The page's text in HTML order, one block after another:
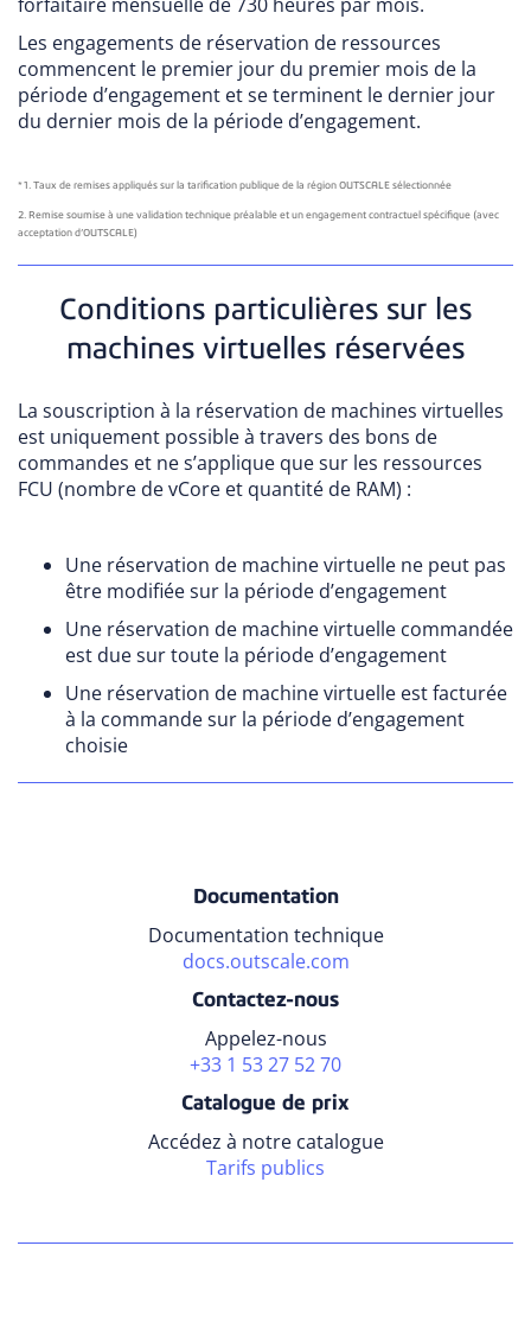
Les engagements de réservation de ressources
commencent le premier jour du premier mois de la
période d’engagement et se terminent le dernier jour
du dernier mois de la période d’engagement.
*1. Taux de remises appliqués sur la tarification publique de la région OUTSCALE sélectionnée
2. Remise soumise à une validation technique préalable et un engagement contractuel spécifique (avec
acceptation d’OUTSCALE)
Conditions particulières sur les
machines virtuelles réservées
La souscription à la réservation de machines virtuelles
est uniquement possible à travers des bons de
commandes et ne s’applique que sur les ressources
FCU (nombre de vCore et quantité de RAM) :
Une réservation de machine virtuelle ne peut pas
être modifiée sur la période d’engagement
Une réservation de machine virtuelle commandée
est due sur toute la période d’engagement
Une réservation de machine virtuelle est facturée
à la commande sur la période d’engagement
choisie
Documentation
Documentation technique
docs.outscale.com
Contactez-nous
Appelez-nous
+33 1 53 27 52 70
Catalogue de prix
Accédez à notre catalogue
Tarifs publics